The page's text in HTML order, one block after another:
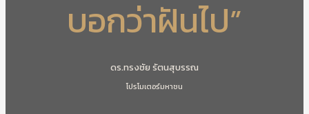
บอกว่าฝันไป”
ดร.ทรงชัย รัตนสุบรรณ
โปรโมเตอร์มหาชน